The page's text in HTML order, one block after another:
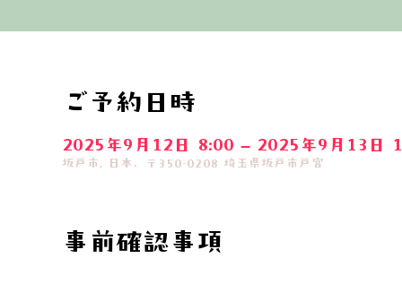
ご予約日時
2025年9月12日 8:00 – 2025年9月13日
坂戸市, 日本、〒350-0208 埼玉県坂戸市戸宮
事前確認事項